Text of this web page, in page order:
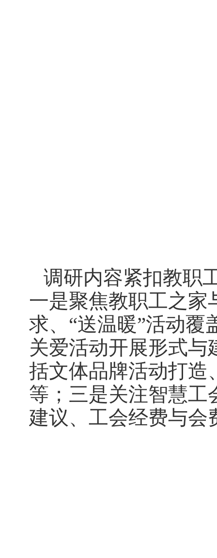
调研内容紧扣教职
一是聚焦教职工之家
求、“送温暖”活动
关爱活动开展形式
括文体品牌活动打造
等；三是关注智慧工
建议、工会经费与会